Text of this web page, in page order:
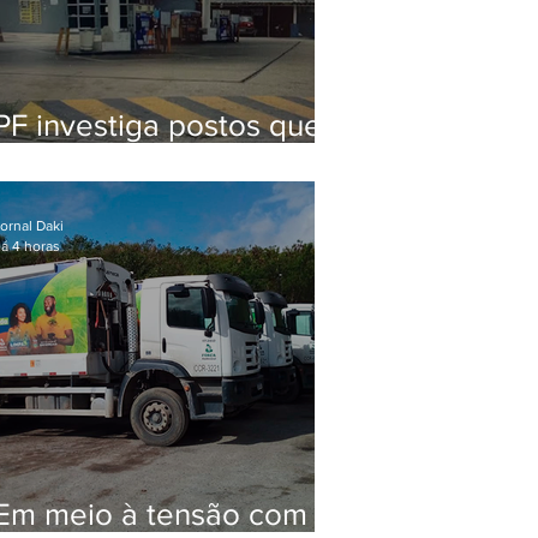
investiga postos que
de secretário
em 2020
meio à tensão com
Daki
4 horas